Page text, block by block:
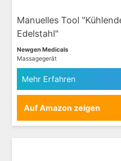
Manuelles Tool
Edelstahl"
Newgen Medicals
Massagegerät
Mehr Erfahren
Auf Amazon zeigen